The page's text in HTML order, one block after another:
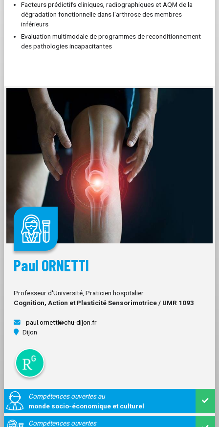
Facteurs prédictifs cliniques, radiographiques et AQM de la
dégradation fonctionnelle dans l'arthrose des membres
inférieurs
Evaluation multimodale de programmes de reconditionnement
des pathologies incapacitantes
Paul ORNETTI
Professeur d'Université, Praticien hospitalier
Cognition, Action et Plasticité Sensorimotrice / UMR 1093
paul.ornetti
chu-dijon.fr
Dijon
Compétences ouvertes au
monde socio-économique et culturel
Compétences ouvertes